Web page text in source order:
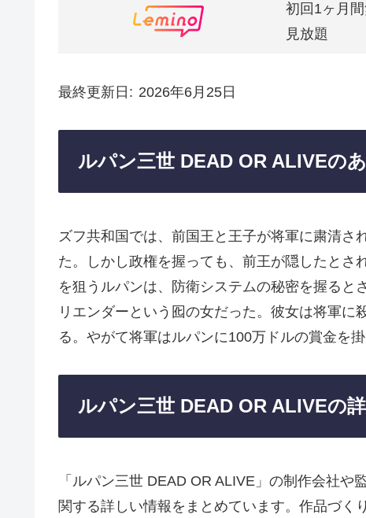
初回1ヶ月
見放題
最終更新日 2026年6月25日
ルパン三世 DEAD OR ALIVEの
ズフ共和国では、前国王と王子が将軍に粛清
た。しかし政権を握っても、前王が隠したとさ
を狙うルパンは、防衛システムの秘密を握ると
リエンダーという囮の女だった。彼女は将軍
る。やがて将軍はルパンに100万ドルの賞金を
ルパン三世 DEAD OR ALIVEの
「ルパン三世 DEAD OR ALIVE」の制作会社
関する詳しい情報をまとめています。作品づく